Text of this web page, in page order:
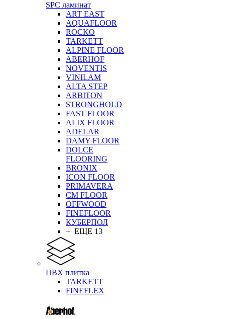
SPC ламинат
ART EAST
AQUAFLOOR
ROCKO
TARKETT
ALPINE FLOOR
ABERHOF
NOVENTIS
VINILAM
ALTA STEP
ARBITON
STRONGHOLD
FAST FLOOR
ALIX FLOOR
ADELAR
DAMY FLOOR
DOLCE
FLOORING
BRONIX
ICON FLOOR
PRIMAVERA
CM FLOOR
OFFWOOD
FINEFLOOR
КУБЕРПОЛ
+ ЕЩЕ 13
ПВХ плитка
TARKETT
FINEFLEX